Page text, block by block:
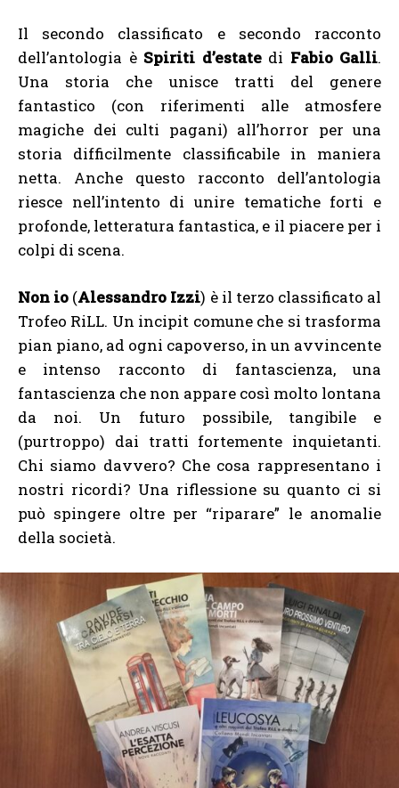
Il secondo classificato e secondo racconto
dell’antologia è Spiriti d’estatedi Fabio Galli.
Una storia che unisce tratti del genere
fantastico (con riferimenti alle atmosfere
magiche dei culti pagani) all’horror per una
storia difficilmente classificabile in maniera
netta. Anche questo racconto dell’antologia
riesce nell’intento di unire tematiche forti e
profonde, letteratura fantastica, e il piacere per i
colpi di scena.
Non io (Alessandro Izzi) è il terzo classificato al
Trofeo RiLL. Un incipit comune che si trasforma
pian piano, ad ogni capoverso, in un avvincente
e intenso racconto di fantascienza, una
fantascienza che non appare così molto lontana
da noi. Un futuro possibile, tangibile e
(purtroppo) dai tratti fortemente inquietanti.
Chi siamo davvero? Che cosa rappresentano i
nostri ricordi? Una riflessione su quanto ci si
può spingere oltre per “riparare” le anomalie
della società.